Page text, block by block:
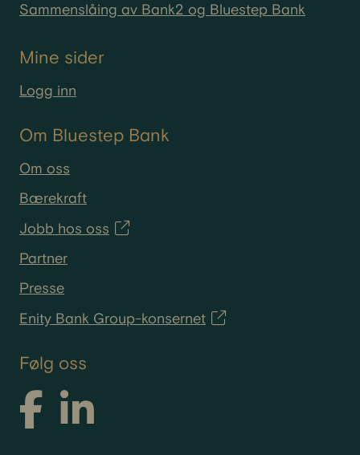
Sammenslåing av Bank2 og Bluestep Bank
Mine sider
Logg inn
Om Bluestep Bank
Om oss
Bærekraft
Jobb hos oss
Partner
Presse
Enity Bank Group-konsernet
Følg oss